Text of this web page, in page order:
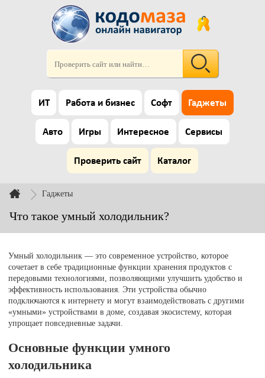
ИТ Работа и бизнес Софт Гаджеты
Авто Игры Интересное Сервисы
Проверить сайт Каталог
Гаджеты
Что такое умный холодильник?
Умный холодильник — это современное устройство, которое
сочетает в себе традиционные функции хранения продуктов с
передовыми технологиями, позволяющими улучшить удобство и
эффективность использования. Эти устройства обычно
подключаются к интернету и могут взаимодействовать с другими
«умными» устройствами в доме, создавая экосистему, которая
упрощает повседневные задачи.
Основные функции умного
холодильника